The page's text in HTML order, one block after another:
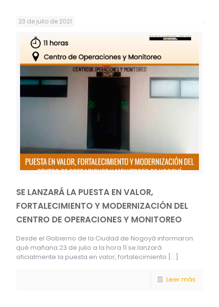
23 de julio de 2021
SE LANZARÁ LA PUESTA EN VALOR,
FORTALECIMIENTO Y MODERNIZACIÓN DEL
CENTRO DE OPERACIONES Y MONITOREO
Desde el Gobierno de la Ciudad de Nogoyá informaron
qué mañana 23 de julio a la hora 11 se lanzará
oficialmente la puesta en valor, fortalecimiento […]
Leer más